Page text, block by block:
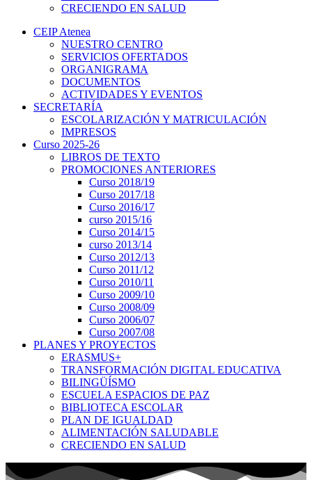
CRECIENDO EN SALUD
CEIP Atenea
NUESTRO CENTRO
SERVICIOS OFERTADOS
ORGANIGRAMA
DOCUMENTOS
ACTIVIDADES Y EVENTOS
SECRETARÍA
ESCOLARIZACIÓN Y MATRICULACIÓN
IMPRESOS
Curso 2025-26
LIBROS DE TEXTO
PROMOCIONES ANTERIORES
Curso 2018/19
Curso 2017/18
Curso 2016/17
curso 2015/16
Curso 2014/15
curso 2013/14
Curso 2012/13
Curso 2011/12
Curso 2010/11
Curso 2009/10
Curso 2008/09
Curso 2006/07
Curso 2007/08
PLANES Y PROYECTOS
ERASMUS+
TRANSFORMACIÓN DIGITAL EDUCATIVA
BILINGÜÍSMO
ESCUELA ESPACIOS DE PAZ
BIBLIOTECA ESCOLAR
PLAN DE IGUALDAD
ALIMENTACIÓN SALUDABLE
CRECIENDO EN SALUD